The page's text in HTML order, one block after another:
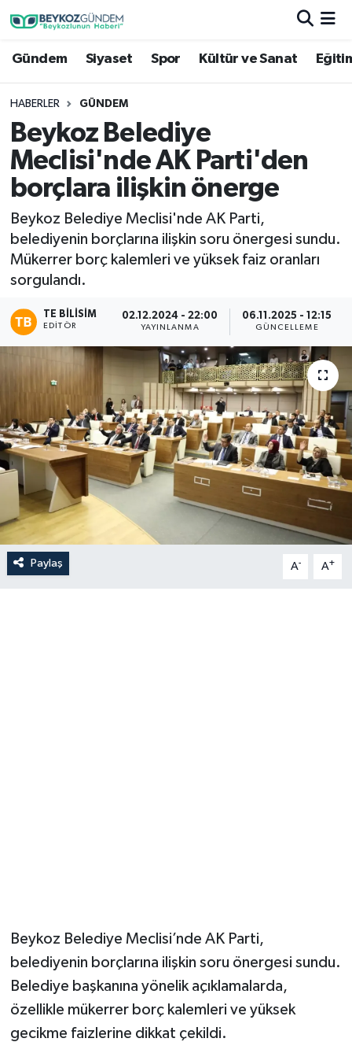
Gündem Siyaset Spor Kültür ve Sanat
HABERLER GÜNDEM
Beykoz Belediye
Meclisi'nde AK Parti'den
borçlara ilişkin önerge
Beykoz Belediye Meclisi'nde AK Parti,
belediyenin borçlarına ilişkin soru önergesi sundu.
Mükerrer borç kalemleri ve yüksek faiz oranları
sorgulandı.
TE BILISIM
EDITÖR
02.12.2024 - 22:00
YAYINLANMA
06.11.2025 - 12:15
GÜNCELLEME
Paylaş A- A+
Beykoz Belediye Meclisi’nde AK Parti,
belediyenin borçlarına ilişkin soru önergesi sundu.
Belediye başkanına yönelik açıklamalarda,
özellikle mükerrer borç kalemleri ve yüksek
gecikme faizlerine dikkat çekildi.
Hava Durumu
Trafik Durumu
Süper Lig Puan Durumu ve Fikstür
Tüm Manşetler
Son Dakika Haberleri
Haber Arşivi